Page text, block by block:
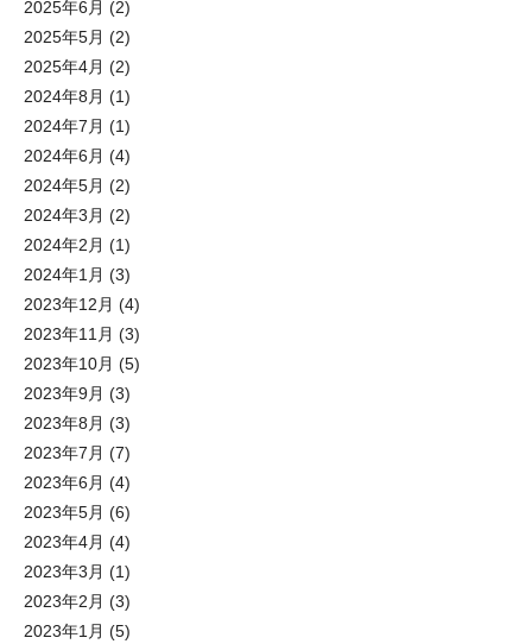
2025年6月 (2)
2025年5月 (2)
2025年4月 (2)
2024年8月 (1)
2024年7月 (1)
2024年6月 (4)
2024年5月 (2)
2024年3月 (2)
2024年2月 (1)
2024年1月 (3)
2023年12月 (4)
2023年11月 (3)
2023年10月 (5)
2023年9月 (3)
2023年8月 (3)
2023年7月 (7)
2023年6月 (4)
2023年5月 (6)
2023年4月 (4)
2023年3月 (1)
2023年2月 (3)
2023年1月 (5)